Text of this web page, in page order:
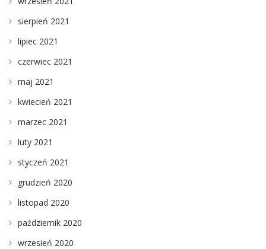
sierpień 2021
lipiec 2021
czerwiec 2021
maj 2021
kwiecień 2021
marzec 2021
luty 2021
styczeń 2021
grudzień 2020
listopad 2020
październik 2020
wrzesień 2020